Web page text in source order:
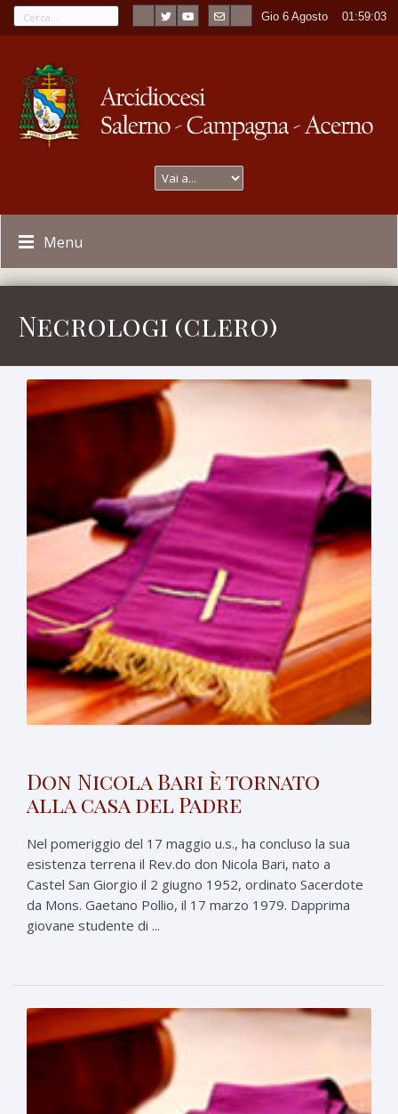
Gio 6 Agosto ----01:59:05
Menu
Necrologi (clero)
Don Nicola Bari è tornato
alla casa del Padre
Nel pomeriggio del 17 maggio u.s., ha concluso la sua
esistenza terrena il Rev.do don Nicola Bari, nato a
Castel San Giorgio il 2 giugno 1952, ordinato Sacerdote
da Mons. Gaetano Pollio, il 17 marzo 1979. Dapprima
giovane studente di ...